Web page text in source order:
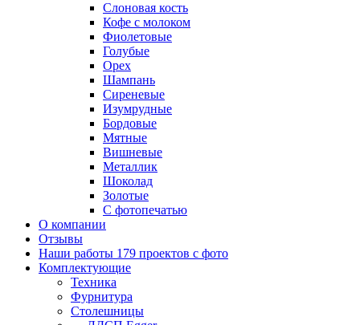
Слоновая кость
Кофе с молоком
Фиолетовые
Голубые
Орех
Шампань
Сиреневые
Изумрудные
Бордовые
Мятные
Вишневые
Металлик
Шоколад
Золотые
С фотопечатью
О компании
Отзывы
Наши работы 179 проектов с фото
Комплектующие
Техника
Фурнитура
Столешницы